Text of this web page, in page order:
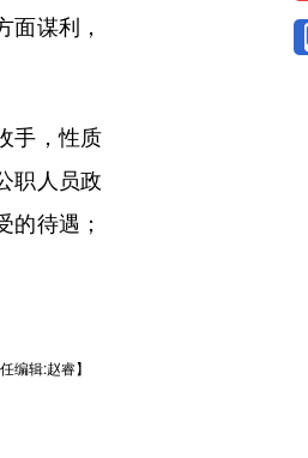
谋利，
手，性质
职人员政
待遇；
任编辑:赵睿】